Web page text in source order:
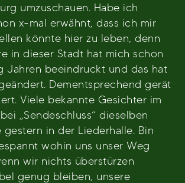
umzuschauen. Habe ich
x-mal erwähnt, dass ich mir
könnte hier zu leben, denn
in dieser Stadt hat mich schon
Jahren beeindruckt und das hat
Dementsprechend gerät
Viele bekannte Gesichter im
„Sendeschluss“ dieselben
gestern in der Liederhalle. Bin
wohin uns unser Weg
wir nichts überstürzen
genug bleiben, unsere